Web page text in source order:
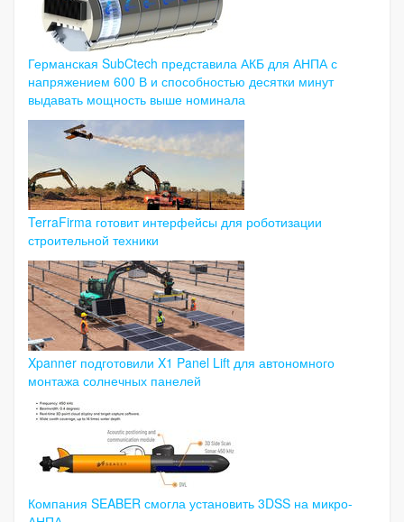
Германская SubCtech представила АКБ для АНПА с
напряжением 600 В и способностью десятки минут
выдавать мощность выше номинала
TerraFirma готовит интерфейсы для роботизации
строительной техники
Xpanner подготовили X1 Panel Lift для автономного
монтажа солнечных панелей
Компания SEABER смогла установить 3DSS на микро-